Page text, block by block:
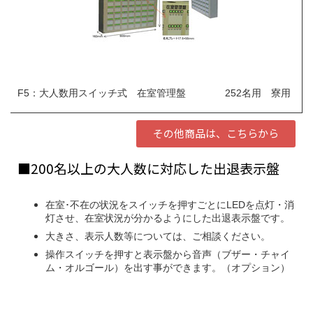
F5：大人数用スイッチ式 在室管理盤 252名用 寮用
その他商品は、こちらから
■200名以上の大人数に対応した出退表示盤
在室･不在の状況をスイッチを押すごとにLEDを点灯・消
灯させ、在室状況が分かるようにした出退表示盤です。
大きさ、表示人数等については、ご相談ください。
操作スイッチを押すと表示盤から音声（ブザー・チャイ
ム・オルゴール）を出す事ができます。（オプション）